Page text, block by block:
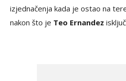
izjednačenja kada je ostao na
nakon što je Teo Ernandez